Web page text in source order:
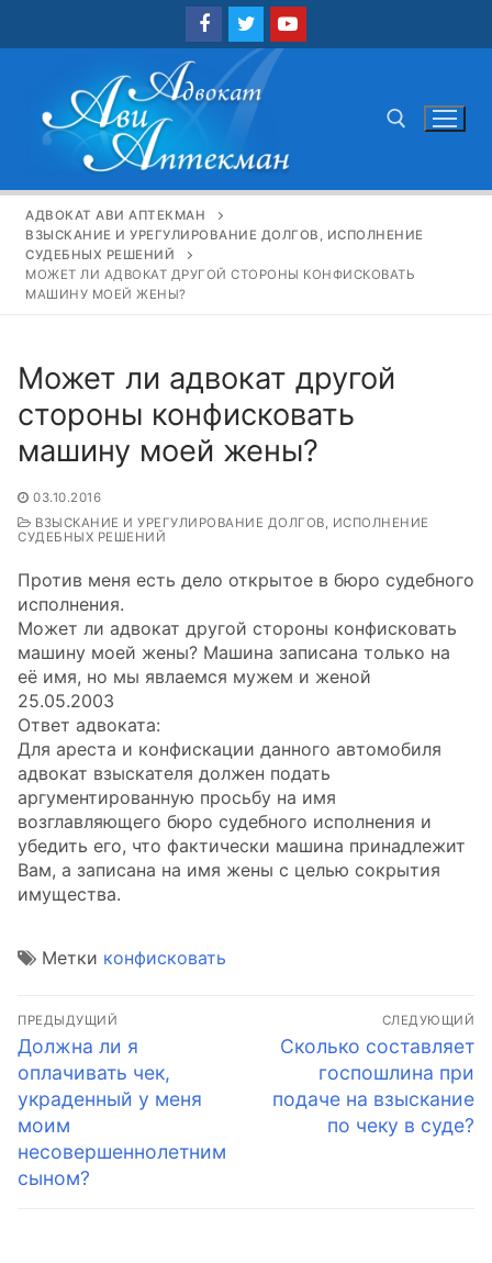
Найти:
АДВОКАТ АВИ АПТЕКМАН
ВЗЫСКАНИЕ И УРЕГУЛИРОВАНИЕ ДОЛГОВ, ИСПОЛНЕНИЕ
СУДЕБНЫХ РЕШЕНИЙ
МОЖЕТ ЛИ АДВОКАТ ДРУГОЙ СТОРОНЫ КОНФИСКОВАТЬ
МАШИНУ МОЕЙ ЖЕНЫ?
Может ли адвокат другой
стороны конфисковать
машину моей жены?
03.10.2016
ВЗЫСКАНИЕ И УРЕГУЛИРОВАНИЕ ДОЛГОВ, ИСПОЛНЕНИЕ
СУДЕБНЫХ РЕШЕНИЙ
Против меня есть дело открытое в бюро судебного
исполнения.
Может ли адвокат другой стороны конфисковать
машину моей жены? Машина записана только на
её имя, но мы явлаемся мужем и женой
25.05.2003
Ответ адвоката:
Для ареста и конфискации данного автомобиля
адвокат взыскателя должен подать
аргументированную просьбу на имя
возглавляющего бюро судебного исполнения и
убедить его, что фактически машина принадлежит
Вам, а записана на имя жены с целью сокрытия
имущества.
Метки конфисковать
Навигация
по
записям
ПРЕДЫДУЩИЙ
Предыдущая
запись:
Должна ли я
оплачивать чек,
украденный у меня
моим
несовершеннолетним
сыном?
СЛЕДУЮЩИЙ
Следующая
запись:
Сколько составляет
госпошлина при
подаче на взыскание
по чеку в суде?